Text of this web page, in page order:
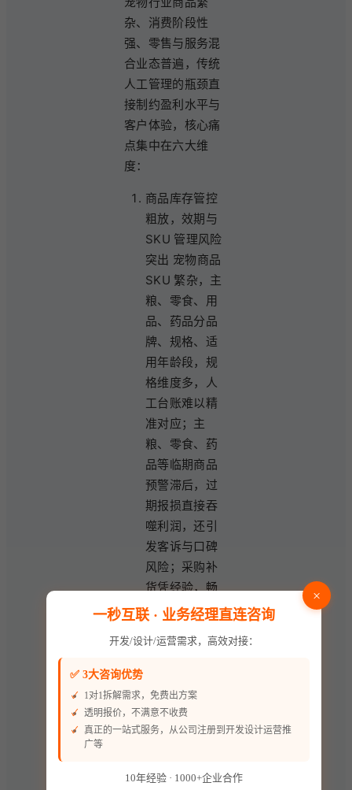
杂、消费阶段性
强、零售与服务混
合业态普遍，传统
人工管理的瓶颈直
接制约盈利水平与
客户体验，核心痛
点集中在六大维
度：
商品库存管控
粗放，效期与
SKU 管理风险
突出 宠物商品
SKU 繁杂，主
粮、零食、用
品、药品分品
牌、规格、适
用年龄段，规
格维度多，人
工台账难以精
准对应；主
粮、零食、药
品等临期商品
预警滞后，过
期报损直接吞
噬利润，还引
发客诉与口碑
风险；采购补
货凭经验，畅
销品缺货、滞
存，库存周转
率高；不同门
店库存不互
通，调货效率
错配严重。
×
一秒互联 · 业务经理直连咨询
开发/设计/运营需求，高效对接：
✅ 3大咨询优势
1对1拆解需求，免费出方案
透明报价，不满意不收费
真正的一站式服务，从公司注册到开发设计运营推
广等
10年经验 · 1000+企业合作